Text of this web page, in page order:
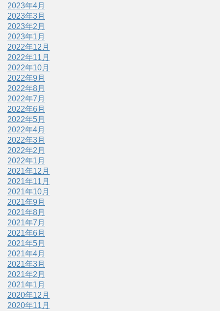
2023年4月
2023年3月
2023年2月
2023年1月
2022年12月
2022年11月
2022年10月
2022年9月
2022年8月
2022年7月
2022年6月
2022年5月
2022年4月
2022年3月
2022年2月
2022年1月
2021年12月
2021年11月
2021年10月
2021年9月
2021年8月
2021年7月
2021年6月
2021年5月
2021年4月
2021年3月
2021年2月
2021年1月
2020年12月
2020年11月